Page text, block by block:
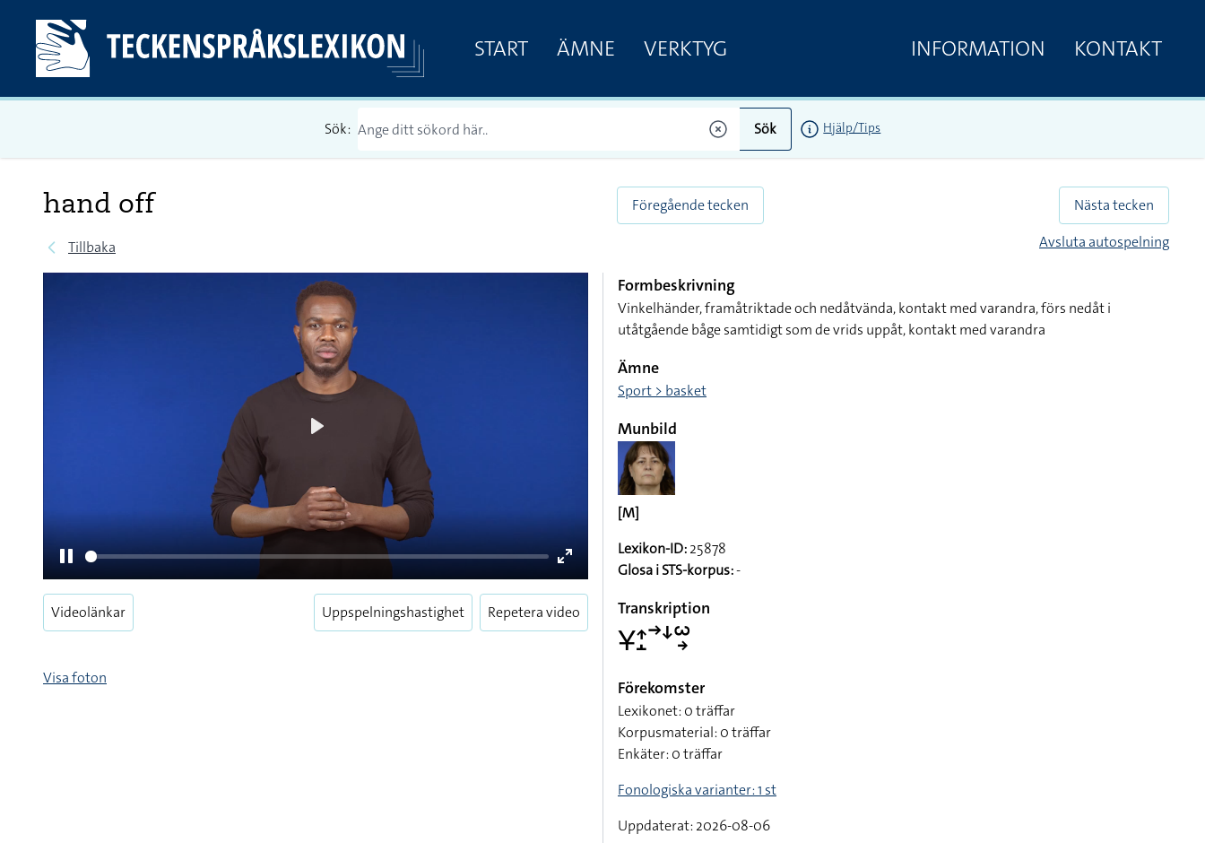
START ÄMNE VERKTYG INFORMATION KONTAKT
Sök: Sök Hjälp/Tips
hand off
Tillbaka
Föregående tecken
Nästa tecken
Avsluta autospelning
Videolänkar Uppspelningshastighet Repetera video
Visa foton
Formbeskrivning
Vinkelhänder, framåtriktade och nedåtvända, kontakt med varandra, förs nedåt i
utåtgående båge samtidigt som de vrids uppåt, kontakt med varandra
Ämne
Sport > basket
Munbild
[M]
Lexikon-ID:25878
Glosa i STS-korpus:-
Transkription
􌥃􌤴􌤸􌥣􌦄􌥱􌥽
Förekomster
Lexikonet: 0 träffar
Korpusmaterial: 0 träffar
Enkäter: 0 träffar
Fonologiska varianter: 1 st
Uppdaterat: 2026-08-06